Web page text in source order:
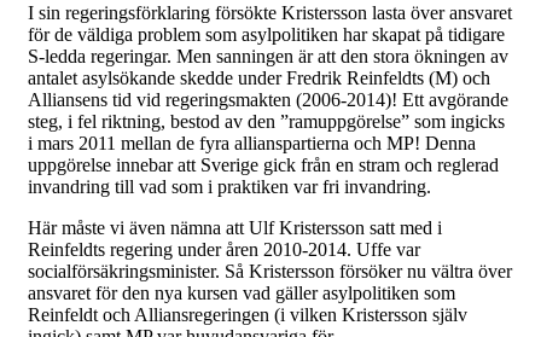
I sin regeringsförklaring försökte Kristersson lasta över ansvaret
för de väldiga problem som asylpolitiken har skapat på tidigare
S-ledda regeringar. Men sanningen är att den stora ökningen av
antalet asylsökande skedde under Fredrik Reinfeldts (M) och
Alliansens tid vid regeringsmakten (2006-2014)! Ett avgörande
steg, i fel riktning, bestod av den ”ramuppgörelse” som ingicks
i mars 2011 mellan de fyra allianspartierna och MP! Denna
uppgörelse innebar att Sverige gick från en stram och reglerad
invandring till vad som i praktiken var fri invandring.
Här måste vi även nämna att Ulf Kristersson satt med i
Reinfeldts regering under åren 2010-2014. Uffe var
socialförsäkringsminister. Så Kristersson försöker nu vältra över
ansvaret för den nya kursen vad gäller asylpolitiken som
Reinfeldt och Alliansregeringen (i vilken Kristersson själv